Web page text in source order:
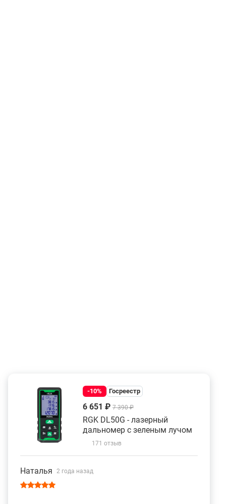
-10% Госреестр
6 651 ₽ 7 390 ₽
RGK DL50G - лазерный
дальномер с зеленым лучом
171 отзыв
Наталья 2 года назад